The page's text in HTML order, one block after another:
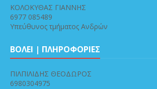
ΚΟΛΟΚΥΘΑΣ ΓΙΑΝΝΗΣ
6977 085489
Υπεύθυνος τμήματος Ανδρών
ΒΟΛΕΙ | ΠΛΗΡΟΦΟΡΙΕΣ
ΠΙΛΠΙΛΙΔΗΣ ΘΕΟΔΩΡΟΣ
6980304975